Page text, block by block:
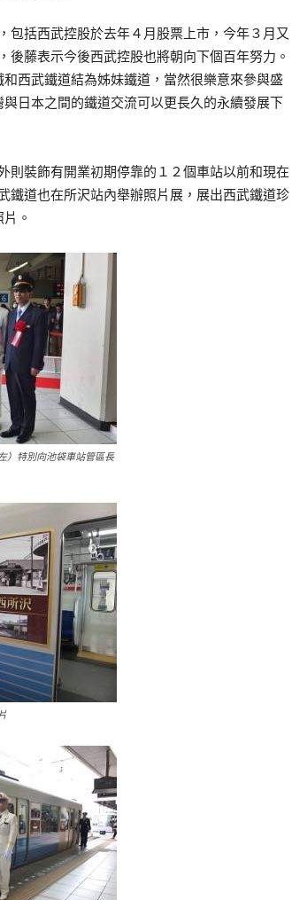
括西武控股於去年４月股票上市，今年３月又
藤表示今後西武控股也將朝向下個百年努力。
西武鐵道結為姊妹鐵道，當然很樂意來參與盛
日本之間的鐵道交流可以更長久的永續發展下
裝飾有開業初期停靠的１２個車站以前和現在
鐵道也在所沢站內舉辦照片展，展出西武鐵道珍
。
）特別向池袋車站管區長